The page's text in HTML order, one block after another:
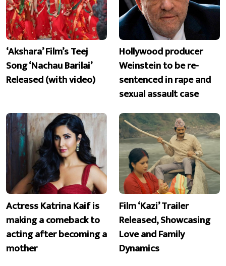
‘Akshara’ Film’s Teej
Song ‘Nachau Barilai’
Released (with video)
Hollywood producer
Weinstein to be re-
sentenced in rape and
sexual assault case
Actress Katrina Kaif is
making a comeback to
acting after becoming a
mother
Film ‘Kazi’ Trailer
Released, Showcasing
Love and Family
Dynamics